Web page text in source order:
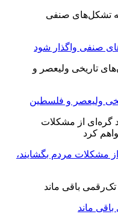
صنفی واگذار شود
ولیعصر و فلسطین
از مشکلات مردم بگشایند،
ماند